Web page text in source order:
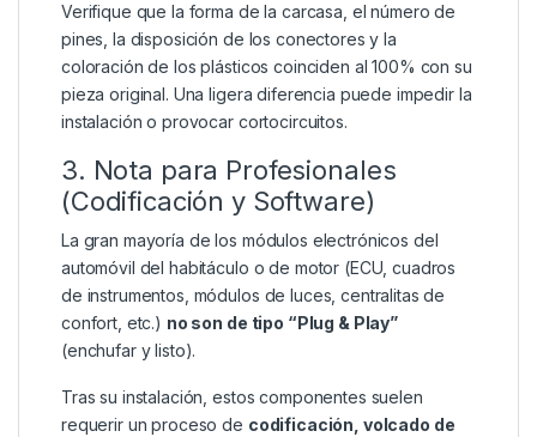
Verifique que la forma de la carcasa, el número de
pines, la disposición de los conectores y la
coloración de los plásticos coinciden al 100% con su
pieza original. Una ligera diferencia puede impedir la
instalación o provocar cortocircuitos.
3. Nota para Profesionales
(Codificación y Software)
La gran mayoría de los módulos electrónicos del
automóvil del habitáculo o de motor (ECU, cuadros
de instrumentos, módulos de luces, centralitas de
confort, etc.) no son de tipo “Plug & Play”
(enchufar y listo).
Tras su instalación, estos componentes suelen
requerir un proceso de codificación, volcado de